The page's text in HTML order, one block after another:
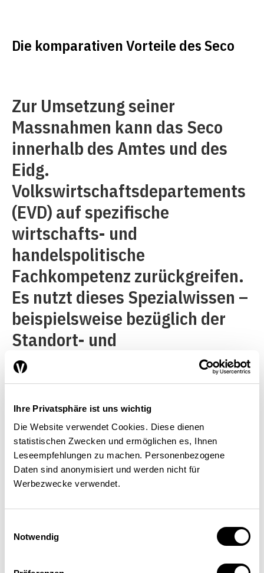
Ihre Privatsphäre ist uns wichtig
Die Website verwendet Cookies. Diese dienen
statistischen Zwecken und ermöglichen es, Ihnen
Leseempfehlungen zu machen. Personenbezogene
Daten sind anonymisiert und werden nicht für
Werbezwecke verwendet.
Notwendig
Die komparativen Vorteile des Seco
Zur Umsetzung seiner
Massnahmen kann das Seco
innerhalb des Amtes und des
Eidg.
Volkswirtschaftsdepartements
(EVD) auf spezifische
wirtschafts- und
handelspolitische
Fachkompetenz zurückgreifen.
Es nutzt dieses Spezialwissen –
beispielsweise bezüglich der
Standort- und
Arbeitsmarktpolitik, der
Stärkung der Wettbewerbskraft
oder im WTO- und OECD-Bereich
– gezielt für die EZA.
Gleichzeitig erreicht es in den
Partnerländern die
Zentralbanken, massgebende
Wirtschaftsorganisationen und
auf ökonomische Fragen